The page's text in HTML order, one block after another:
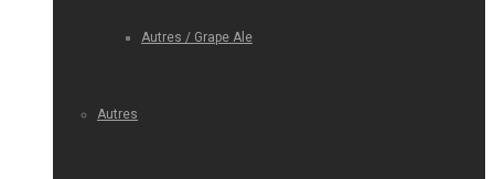
Autres / Grape Ale
Autres